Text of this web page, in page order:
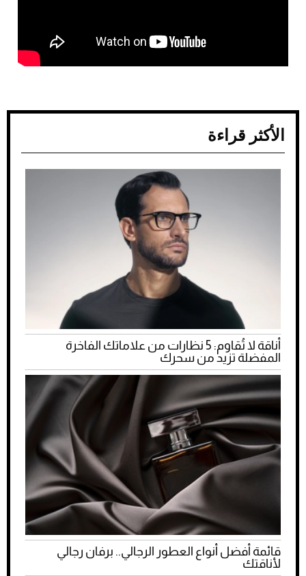
الأكثر قراءة
أناقة لا تُقاوم: 5 نظارات من علاماتك الفاخرة
المفضلة تزيد من سحرك
قائمة أفضل أنواع العطور الرجالي.. برفان رجالي
لأناقتك